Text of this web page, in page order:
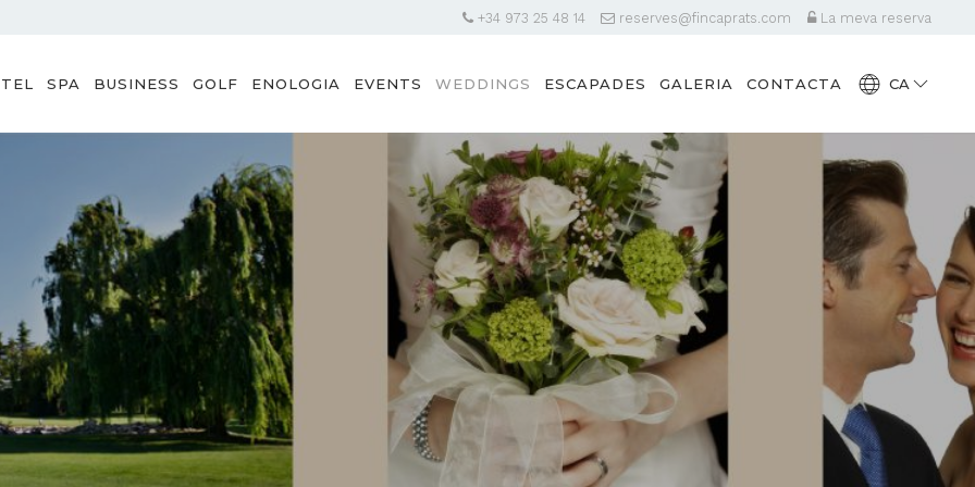
+34 973 25 48 14 reserves@fincaprats.com La meva reserva
SPA BUSINESS GOLF ENOLOGIA EVENTS WEDDINGS ESCAPADES GALERIA CONTACTA CA